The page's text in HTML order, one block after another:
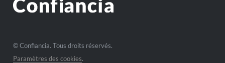
© Confiancia. Tous droits réservés.
Paramètres des cookies.